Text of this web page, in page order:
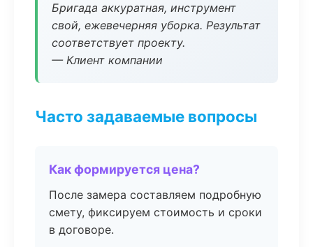
Бригада аккуратная, инструмент
свой, ежевечерняя уборка. Результат
соответствует проекту.
— Клиент компании
Часто задаваемые вопросы
Как формируется цена?
После замера составляем подробную
смету, фиксируем стоимость и сроки
в договоре.